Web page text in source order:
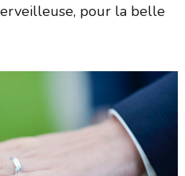
pour la belle